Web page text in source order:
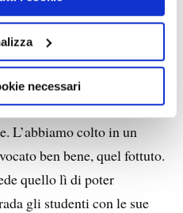
necessari
di sinistra, con la
marxista-
l’abbiamo scelta
espressivo. Sembra
L’abbiamo colto in un
ben bene, quel fottuto.
quello lì di poter
gli studenti con le sue